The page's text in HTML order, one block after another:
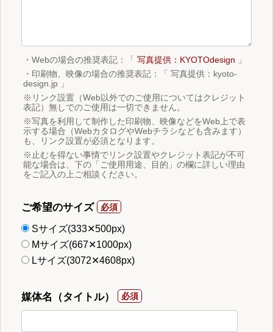
・Webの場合の推奨表記：「 写真提供：KYOTOdesign 」
・印刷物、映像の場合の推奨表記：「 写真提供：kyoto-
design.jp 」
※リンク設置（Web以外でのご使用についてはクレジット
表記）無しでのご使用は一切できません。
※写真を利用して制作した印刷物、映像などをWeb上で表
示する場合（WebカタログやWebチラシなども含みます）
も、リンク設置が必須となります。
※止むを得ない事情でリンク設置やクレジット表記が不可
能な場合は、下の「ご使用用途、目的」の欄に詳しい理由
をご記入の上ご相談ください。
ご希望のサイズ
Sサイズ(333✕500px)
Mサイズ(667✕1000px)
Lサイズ(3072✕4608px)
媒体名（タイトル）